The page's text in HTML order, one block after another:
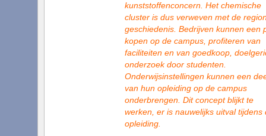
kunststoffenconcern. Het chemische
cluster is dus verweven met de
geschiedenis. Bedrijven kunnen een
kopen op de campus, profiteren van
faciliteiten en van goedkoop,
onderzoek door studenten.
Onderwijsinstellingen kunnen een
van hun opleiding op de campus
onderbrengen. Dit concept blijkt te
werken, er is nauwelijks uitval tijdens
opleiding.